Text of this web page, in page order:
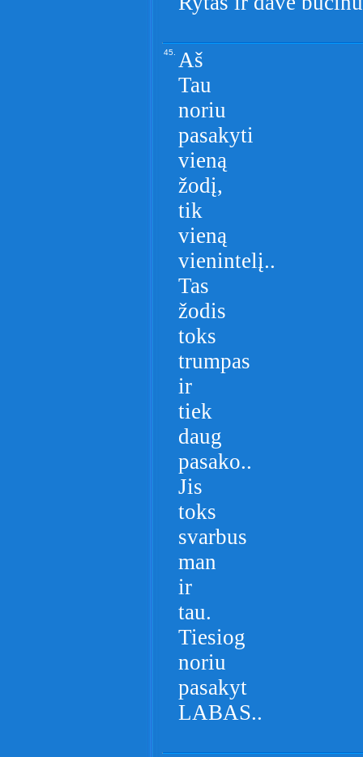
45. Aš
Tau
noriu
pasakyti
vieną
žodį,
tik
vieną
vienintelį..
Tas
žodis
toks
trumpas
ir
tiek
daug
pasako..
Jis
toks
svarbus
man
ir
tau.
Tiesiog
noriu
pasakyt
LABAS..